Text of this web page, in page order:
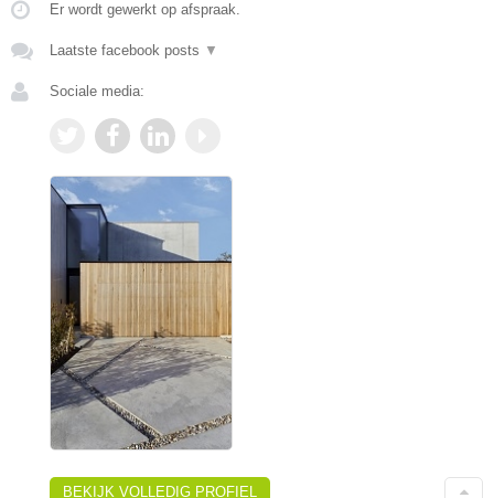
Er wordt gewerkt op afspraak.
Laatste facebook posts ▼
Sociale media:
BEKIJK VOLLEDIG PROFIEL